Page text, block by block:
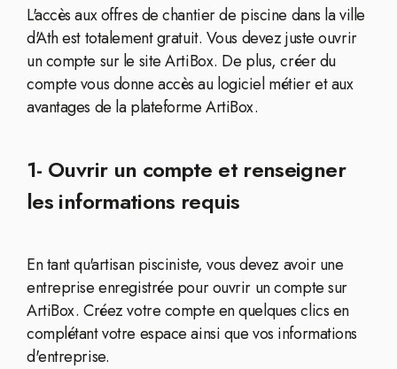
L'accès aux offres de chantier de piscine dans la ville
d'Ath est totalement gratuit. Vous devez juste ouvrir
un compte sur le site ArtiBox. De plus, créer du
compte vous donne accès au logiciel métier et aux
avantages de la plateforme ArtiBox.
1- Ouvrir un compte et renseigner
les informations requis
En tant qu'artisan pisciniste, vous devez avoir une
entreprise enregistrée pour ouvrir un compte sur
ArtiBox. Créez votre compte en quelques clics en
complétant votre espace ainsi que vos informations
d'entreprise.